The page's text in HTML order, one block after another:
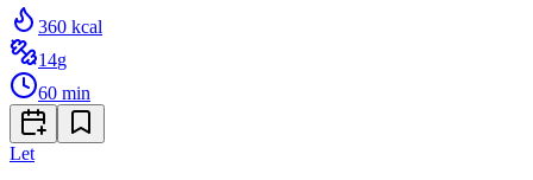
360 kcal
14g
60 min
Let